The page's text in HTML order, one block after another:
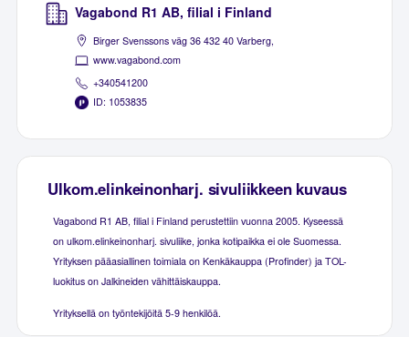
Vagabond R1 AB, filial i Finland
Birger Svenssons väg 36 432 40 Varberg,
www.vagabond.com
+340541200
ID: 1053835
Ulkom.elinkeinonharj. sivuliikkeen kuvaus
Vagabond R1 AB, filial i Finland perustettiin vuonna 2005. Kyseessä
on ulkom.elinkeinonharj. sivuliike, jonka kotipaikka ei ole Suomessa.
Yrityksen pääasiallinen toimiala on Kenkäkauppa (Profinder) ja TOL-
luokitus on Jalkineiden vähittäiskauppa.
Yrityksellä on työntekijöitä 5-9 henkilöä.